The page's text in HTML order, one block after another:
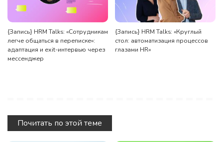
{Запись} HRM Talks: «Сотрудникам
легче общаться в переписке»:
адаптация и exit-интервью через
мессенджер
{Запись} HRM Talks: «Круглый
стол: автоматизация процессов
глазами HR»
Почитать по этой теме